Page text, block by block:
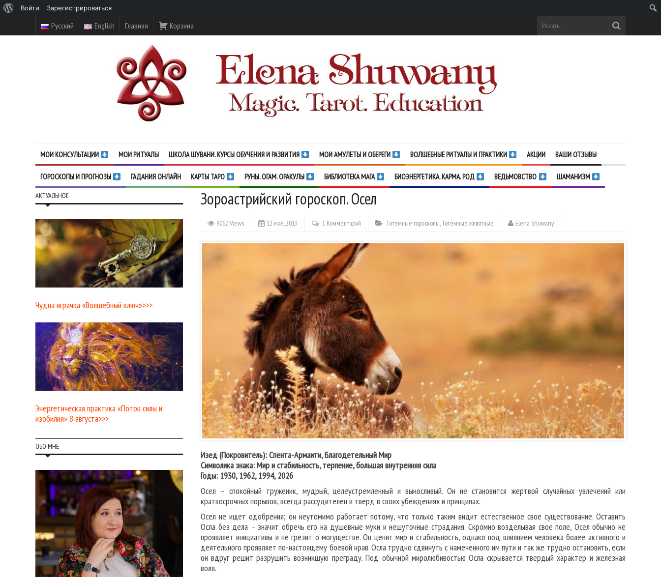
Русский English Главная Корзина
МОИ КОНСУЛЬТАЦИИ МОИ РИТУАЛЫ ШКОЛА ШУВАНИ. КУРСЫ ОБУЧЕНИЯ И РАЗВИТИЯ МОИ АМУЛЕТЫ И ОБЕРЕГИ ВОЛШЕБНЫЕ РИТУАЛЫ И ПРАКТИКИ АКЦИИ ВАШИ ОТЗЫВЫ
ГОРОСКОПЫ И ПРОГНОЗЫ ГАДАНИЯ ОНЛАЙН КАРТЫ ТАРО РУНЫ. ОГАМ. ОРАКУЛЫ БИБЛИОТЕКА МАГА БИОЭНЕРГЕТИКА. КАРМА. РОД ВЕДЬМОВСТВО ШАМАНИЗМ
Зороастрийский гороскоп. Осел
9062 Views 12 мая, 2013 1 Комментарий Тотемные гороскопы,Тотемные животные Elena Shuwany
Изед (Покровитель): Спента-Армаити, Благодетельный Мир
Символика знака: Мир и стабильность, терпение, большая внутренняя сила
Годы: 1930, 1962, 1994, 2026
Осел – спокойный труженик, мудрый, целеустремленный и выносливый. Он не становится жертвой случайных увлечений или
краткосрочных порывов, всегда рассудителен и тверд в своих убеждениях и принципах.
Осел не ищет одобрения; он неутомимо работает потому, что только таким видит естественное свое существование. Оставить
Осла без дела – значит обречь его на душевные муки и нешуточные страдания. Скромно возделывая свое поле, Осел обычно не
проявляет инициативы и не грезит о могуществе. Он ценит мир и стабильность, однако под влиянием человека более активного и
деятельного проявляет по-настоящему боевой нрав. Осла трудно сдвинуть с намеченного им пути и так же трудно остановить, если
он вдруг решит разрушить возникшую преграду. Под обычной миролюбивостью Осла скрывается твердый характер и железная
воля.
АКТУАЛЬНОЕ
Чудна играчка «Волшебный ключ»>>>
Энергетическая практика «Поток силы и
изобилия» 8 августа>>>
ОБО МНЕ
WordPress
Войти Зарегистрироваться